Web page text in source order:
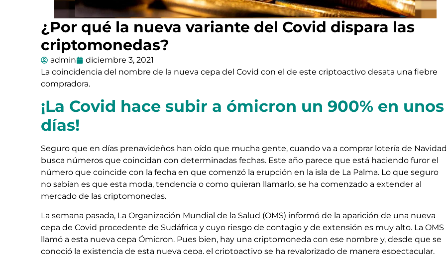
¿Por qué la nueva variante del Covid dispara las
criptomonedas?
admin
diciembre 3, 2021
La coincidencia del nombre de la nueva cepa del Covid con el de este criptoactivo desata una fiebre
compradora.
¡La Covid hace subir a ómicron un 900% en unos
días!
Seguro que en días prenavideños han oído que mucha gente, cuando va a comprar lotería de
busca números que coincidan con determinadas fechas. Este año parece que está haciendo furor el
número que coincide con la fecha en que comenzó la erupción en la isla de La Palma. Lo que seguro
no sabían es que esta moda, tendencia o como quieran llamarlo, se ha comenzado a extender al
mercado de las criptomonedas.
La semana pasada, La Organización Mundial de la Salud (OMS) informó de la aparición de una nueva
cepa de Covid procedente de Sudáfrica y cuyo riesgo de contagio y de extensión es muy alto. La OMS
llamó a esta nueva cepa Ómicron. Pues bien, hay una criptomoneda con ese nombre y, desde que se
conoció la existencia de esta nueva cepa, el criptoactivo se ha revalorizado de manera espectacular,